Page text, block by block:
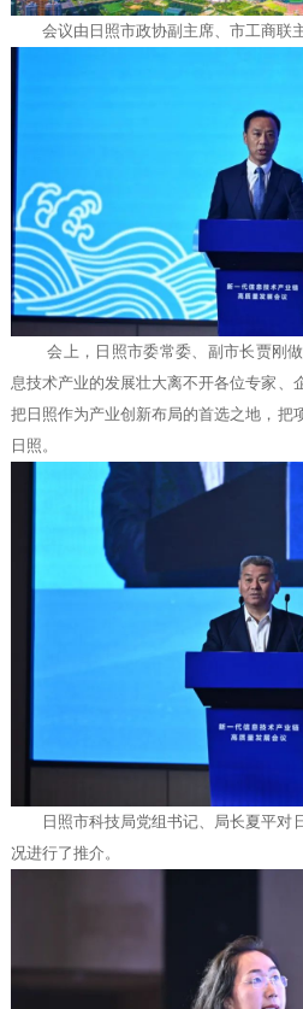
会议由日照市政协副主席、市工商联
会上，日照市委常委、副市长贾刚
息技术产业的发展壮大离不开各位专家、
把日照作为产业创新布局的首选之地，把
日照。
日照市科技局党组书记、局长夏平对
况进行了推介。